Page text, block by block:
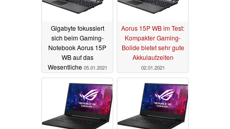
Gigabyte fokussiert
sich beim Gaming-
Notebook Aorus 15P
WB auf das
Wesentliche 05.01.2021
Aorus 15P WB im Test:
Kompakter Gaming-
Bolide bietet sehr gute
Akkulaufzeiten
02.01.2021